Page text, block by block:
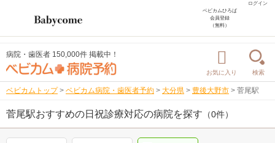
ログイン
ベビカムひろば
会員登録
（無料）
病院・歯医者 150,000件 掲載中！
お気に入り 検索
ベビカムトップ > ベビカム病院・歯医者予約 > 大分県 > 豊後大野市 > 菅尾駅
菅尾駅おすすめの日祝診療対応の病院を探す （0件）